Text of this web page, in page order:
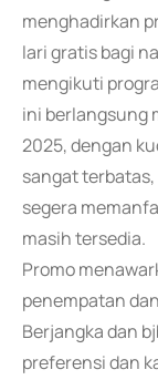
menghadirkan
lari gratis bagi
mengikuti
ini berlangsung
2025, dengan
sangat
segera
masih tersedia.
Promo
penempatan
Berjangka dan
preferensi dan